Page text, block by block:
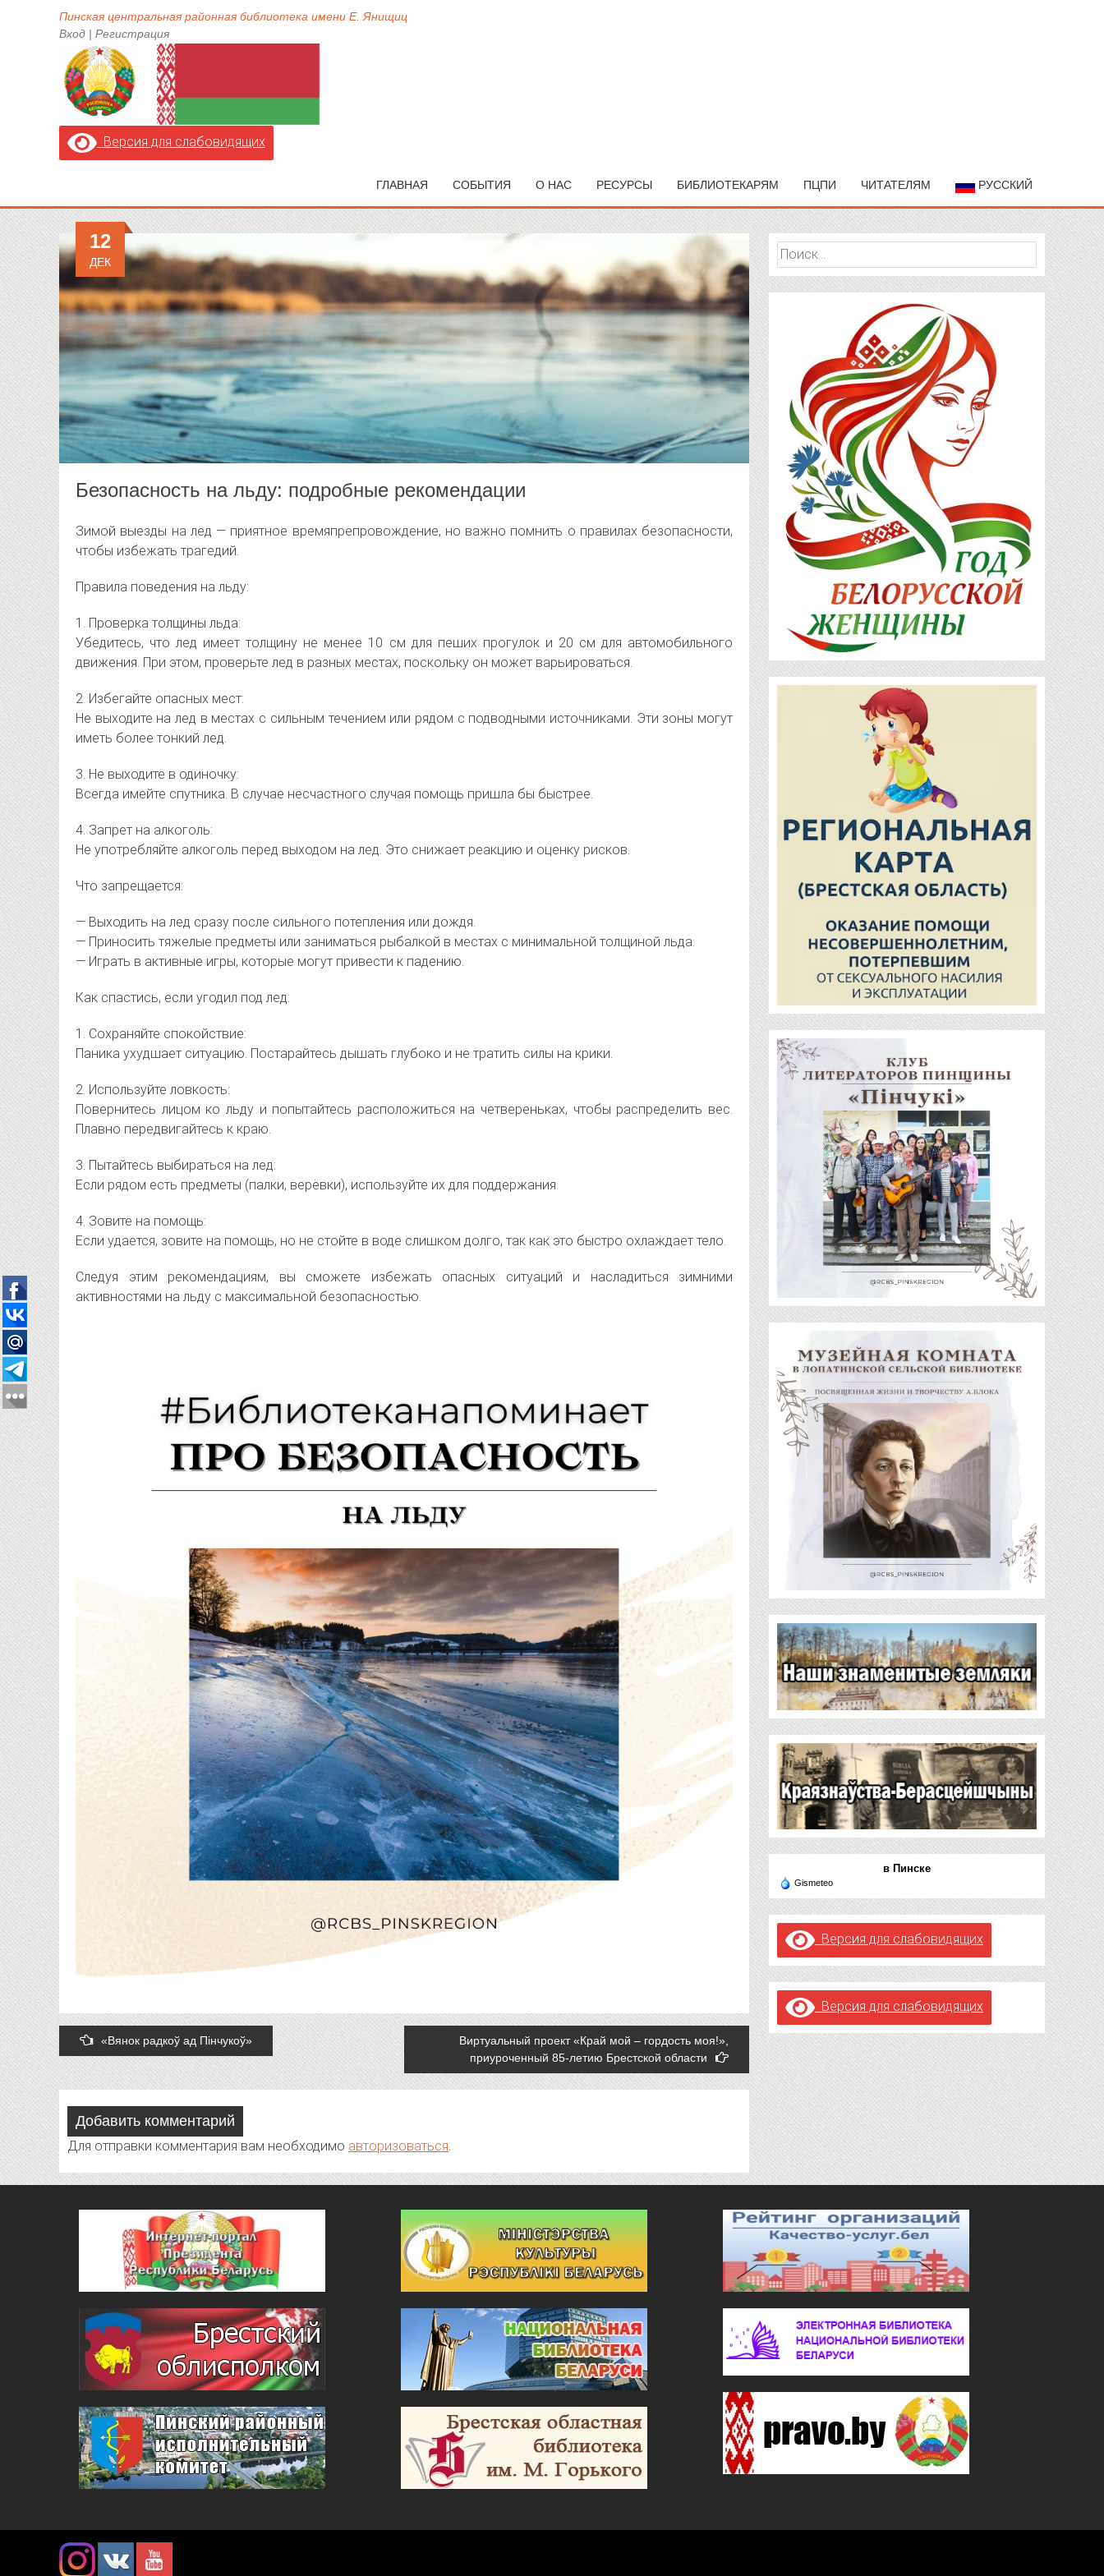
Пинская центральная районная библиотека имени Е. Янищиц
Вход | Регистрация
Версия для слабовидящих
ГЛАВНАЯ СОБЫТИЯ О НАС РЕСУРСЫ БИБЛИОТЕКАРЯМ ПЦПИ ЧИТАТЕЛЯМ РУССКИЙ
Безопасность на льду: подробные рекомендации
12
ДЕК
Зимой выезды на лед — приятное времяпрепровождение, но важно помнить о правилах безопасности,
чтобы избежать трагедий.
Правила поведения на льду:
1. Проверка толщины льда:
Убедитесь, что лед имеет толщину не менее 10 см для пеших прогулок и 20 см для автомобильного
движения. При этом, проверьте лед в разных местах, поскольку он может варьироваться.
2. Избегайте опасных мест:
Не выходите на лед в местах с сильным течением или рядом с подводными источниками. Эти зоны могут
иметь более тонкий лед.
3. Не выходите в одиночку:
Всегда имейте спутника. В случае несчастного случая помощь пришла бы быстрее.
4. Запрет на алкоголь:
Не употребляйте алкоголь перед выходом на лед. Это снижает реакцию и оценку рисков.
Что запрещается:
— Выходить на лед сразу после сильного потепления или дождя.
— Приносить тяжелые предметы или заниматься рыбалкой в местах с минимальной толщиной льда.
— Играть в активные игры, которые могут привести к падению.
Как спастись, если угодил под лед:
1. Сохраняйте спокойствие:
Паника ухудшает ситуацию. Постарайтесь дышать глубоко и не тратить силы на крики.
2. Используйте ловкость:
Повернитесь лицом ко льду и попытайтесь расположиться на четвереньках, чтобы распределить вес.
Плавно передвигайтесь к краю.
3. Пытайтесь выбираться на лед:
Если рядом есть предметы (палки, верёвки), используйте их для поддержания.
4. Зовите на помощь:
Если удается, зовите на помощь, но не стойте в воде слишком долго, так как это быстро охлаждает тело.
Следуя этим рекомендациям, вы сможете избежать опасных ситуаций и насладиться зимними
активностями на льду с максимальной безопасностью.
Post
navigation
«Вянок радкоў ад Пінчукоў»
Виртуальный проект «Край мой – гордость моя!»,
приуроченный 85-летию Брестской области
Добавить комментарий
Для отправки комментария вам необходимо авторизоваться.
Найти:
в Пинске
Gismeteo
Версия для слабовидящих
Версия для слабовидящих